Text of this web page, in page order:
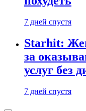
7 дней спустя
Starhit:
за
услуг без
7 дней спустя